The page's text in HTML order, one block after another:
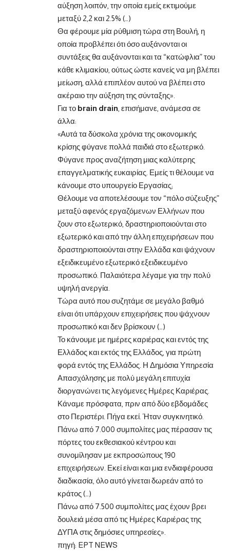
αύξηση λοιπόν, την οποία εμείς εκτιμούμε
μεταξύ 2,2 και 2.5% (…)
Θα φέρουμε μία ρύθμιση τώρα στη Βουλή, η
οποία προβλέπει ότι όσο αυξάνονται οι
συντάξεις θα αυξάνονται και τα “κατώφλια” του
κάθε κλιμακίου, ούτως ώστε κανείς να μη βλέπει
μείωση, αλλά επιπλέον αυτού να βλέπει στο
ακέραιο την αύξηση της σύνταξης».
Για το brain drain , επισήμανε, ανάμεσα σε
άλλα:
«Αυτά τα δύσκολα χρόνια της οικονομικής
κρίσης φύγανε πολλά παιδιά στο εξωτερικό.
Φύγανε προς αναζήτηση μιας καλύτερης
επαγγελματικής ευκαιρίας. Εμείς τι θέλουμε να
κάνουμε στο υπουργείο Εργασίας;
Θέλουμε να αποτελέσουμε τον “πόλο σύζευξης”
μεταξύ αφενός εργαζόμενων Ελλήνων που
ζουν στο εξωτερικό, δραστηριοποιούνται στο
εξωτερικό και από την άλλη επιχειρήσεων που
δραστηριοποιούνται στην Ελλάδα και ψάχνουν
εξειδικευμένο εξωτερικό εξειδικευμένο
προσωπικό. Παλαιότερα λέγαμε για την πολύ
υψηλή ανεργία.
Τώρα αυτό που συζητάμε σε μεγάλο βαθμό
είναι ότι υπάρχουν επιχειρήσεις που ψάχνουν
προσωπικό και δεν βρίσκουν (…)
Το κάνουμε με ημέρες καριέρας και εντός της
Ελλάδος και εκτός της Ελλάδος, για πρώτη
φορά εντός της Ελλάδος. Η Δημόσια Υπηρεσία
Απασχόλησης με πολύ μεγάλη επιτυχία
διοργανώνει τις λεγόμενες Ημέρες Καριέρας.
Κάναμε πρόσφατα, πριν από δύο εβδομάδες
στο Περιστέρι. Πήγα εκεί. Ήταν συγκινητικό.
Πάνω από 7.000 συμπολίτες μας πέρασαν τις
πόρτες του εκθεσιακού κέντρου και
συνομίλησαν με εκπροσώπους 190
επιχειρήσεων. Εκεί είναι και μια ενδιαφέρουσα
διαδικασία, όλο αυτό γίνεται δωρεάν από το
κράτος (…)
Πάνω από 7.500 συμπολίτες μας έχουν βρει
δουλειά μέσα από τις Ημέρες Καριέρας της
ΔΥΠΑ στις δημόσιες υπηρεσίες».
πηγή: EPT NEWS